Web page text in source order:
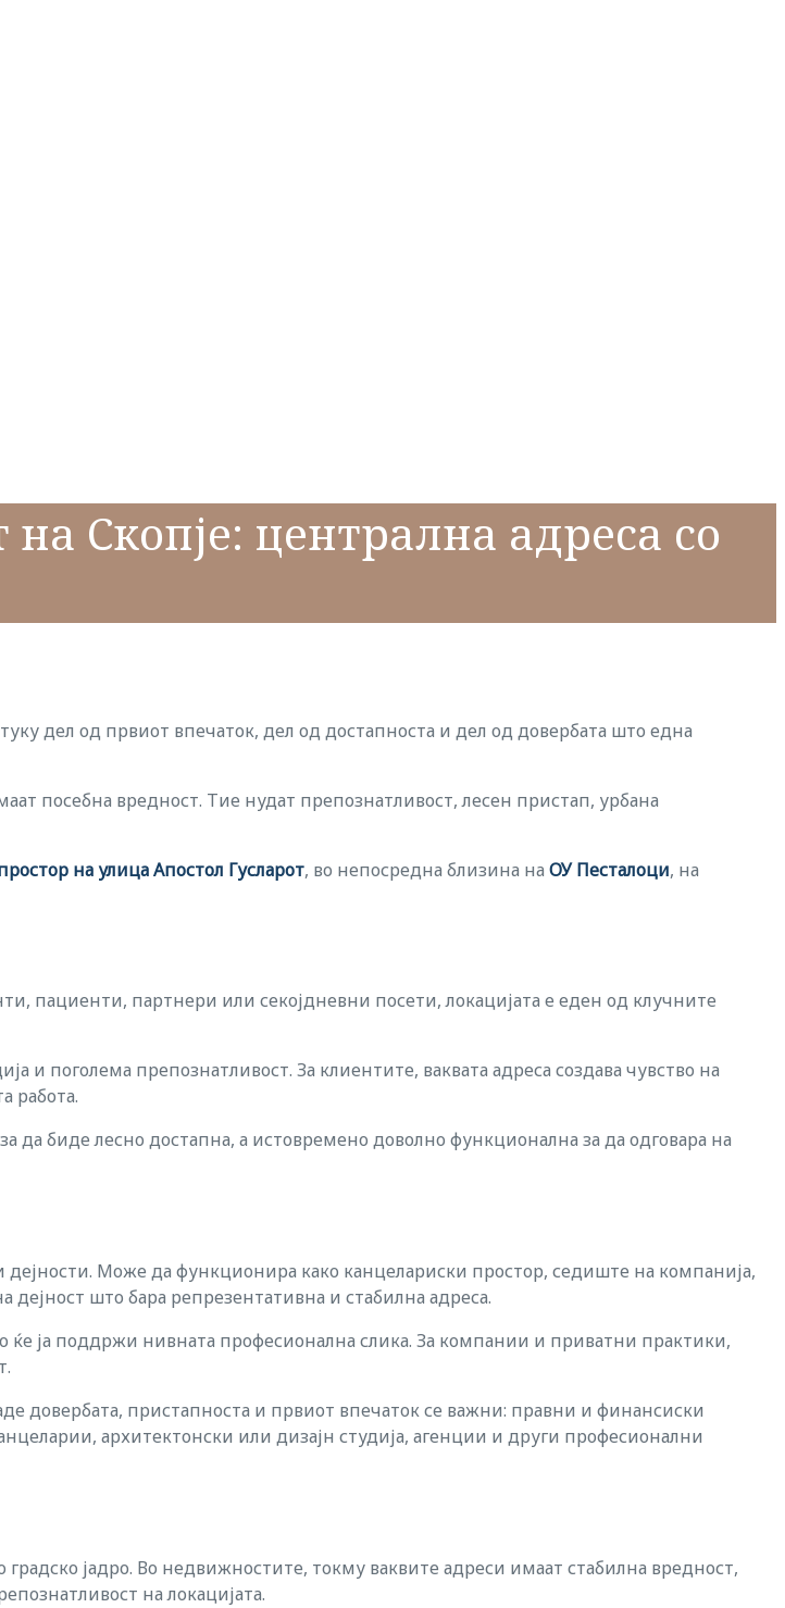
Скопје: централна адреса со
дел од првиот впечаток, дел од достапноста и дел од довербата што една
посебна вредност. Тие нудат препознатливост, лесен пристап, урбана
на улица Апостол Гусларот, во непосредна близина на ОУ Песталоци, на
пациенти, партнери или секојдневни посети, локацијата е еден од клучните
и поголема препознатливост. За клиентите, ваквата адреса создава чувство на
работа.
да биде лесно достапна, а истовремено доволно функционална за да одговара на
Може да функционира како канцелариски простор, седиште на компанија,
што бара репрезентативна и стабилна адреса.
ќе ја поддржи нивната професионална слика. За компании и приватни практики,
довербата, пристапноста и првиот впечаток се важни: правни и финансиски
архитектонски или дизајн студија, агенции и други професионални
јадро. Во недвижностите, токму ваквите адреси имаат стабилна вредност,
на локацијата.